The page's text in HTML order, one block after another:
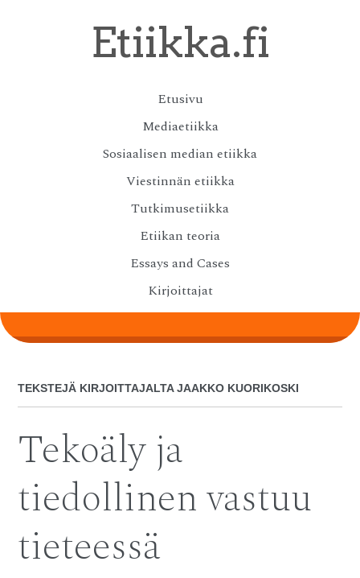
Etiikka.fi
Etusivu
Mediaetiikka
Sosiaalisen median etiikka
Viestinnän etiikka
Tutkimusetiikka
Etiikan teoria
Essays and Cases
Kirjoittajat
TEKSTEJÄ KIRJOITTAJALTAJAAKKO KUORIKOSKI
Tekoäly ja
tiedollinen vastuu
tieteessä